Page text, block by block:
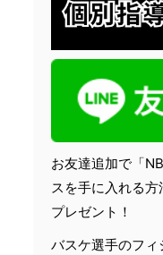
お友達追加で「
スを手に入れる
プレゼント！
バスケ選手のフ